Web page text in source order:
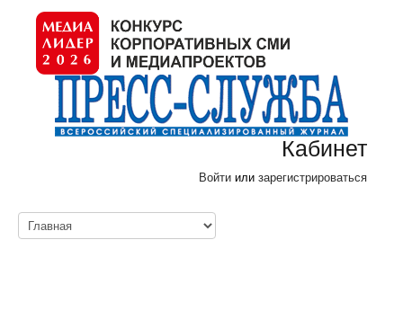
Кабинет
Войти или зарегистрироваться